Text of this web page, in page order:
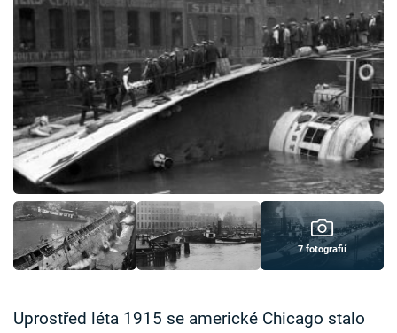
Témata
Pořady
TV Program
Časopis
Sledujte prima+
Přihlášení
Sledujte nás
7 fotografií
Uprostřed léta 1915 se americké Chicago stalo